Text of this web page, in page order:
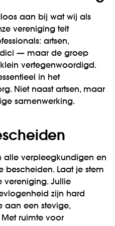
aan bij wat wij als
vereniging telt
artsen,
— maar de groep
vertegenwoordigd.
in het
Niet naast artsen, maar
samenwerking.
verpleegkundigen en
bescheiden. Laat je stem
vereniging. Jullie
zijn hard
aan een stevige,
ruimte voor